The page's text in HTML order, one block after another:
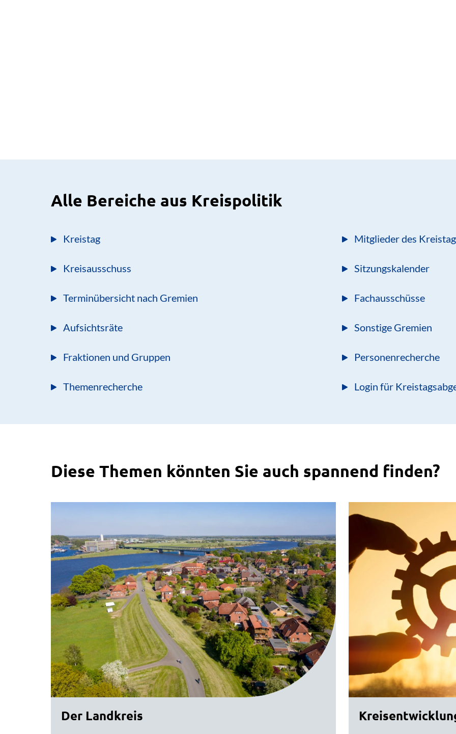
Alle Bereiche aus Kreispolitik
Kreistag Mitglieder des
Kreisausschuss Sitzungskalender
Terminübersicht nach Gremien Fachausschüsse
Aufsichtsräte Sonstige Gremien
Fraktionen und Gruppen Personenrecherche
Themenrecherche Login für
Diese Themen könnten Sie auch spannend finden?
Der Landkreis